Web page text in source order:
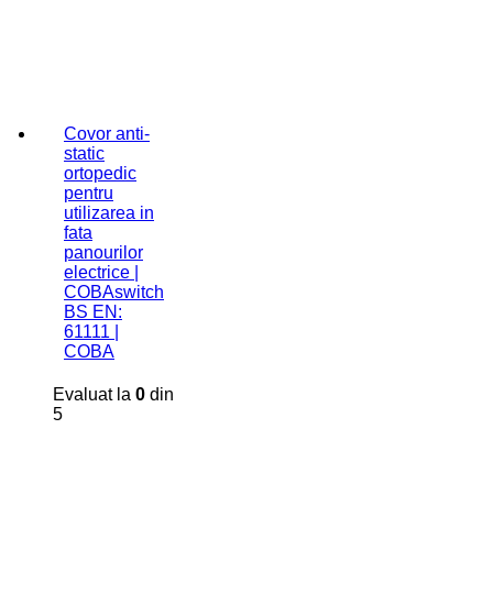
Covor anti-
static
ortopedic
pentru
utilizarea in
fata
panourilor
electrice |
COBAswitch
BS EN:
61111 |
COBA
Evaluat la 0 din
5